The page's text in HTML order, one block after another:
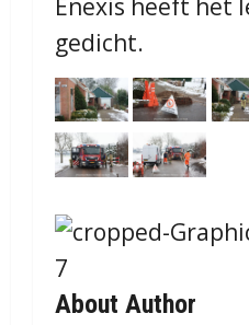
Enexis heeft het
gedicht.
About Author